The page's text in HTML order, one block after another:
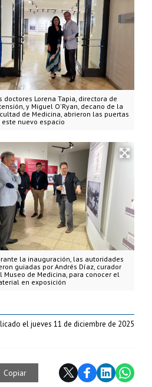
doctores Lorena Tapia, directora de
y Miguel O'Ryan, decano de la
de Medicina, abrieron las puertas
este nuevo espacio
la inauguración, las autoridades
guiadas por Andrés Díaz, curador
Museo de Medicina, para conocer el
en exposición
el jueves 11 de diciembre de 2025
Copiar